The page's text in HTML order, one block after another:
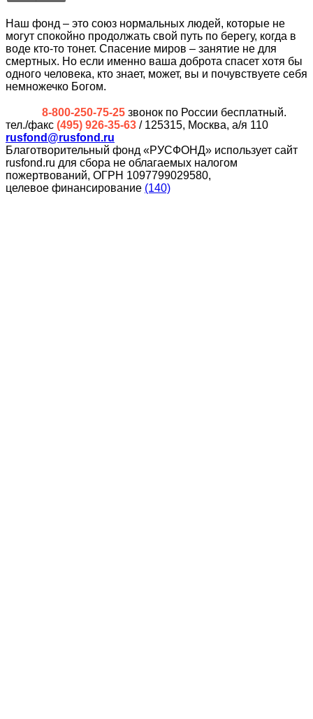
Наш фонд – это союз нормальных людей, которые не
могут спокойно продолжать свой путь по берегу, когда в
воде кто-то тонет. Спасение миров – занятие не для
смертных. Но если именно ваша доброта спасет хотя бы
одного человека, кто знает, может, вы и почувствуете себя
немножечко Богом.
8-800-250-75-25 звонок по России бесплатный.
тел./факс (495) 926-35-63 / 125315, Москва, а/я 110
rusfond@rusfond.ru
Благотворительный фонд «РУСФОНД» использует сайт
rusfond.ru для сбора не облагаемых налогом
пожертвований, ОГРН 1097799029580,
целевое финансирование (140)